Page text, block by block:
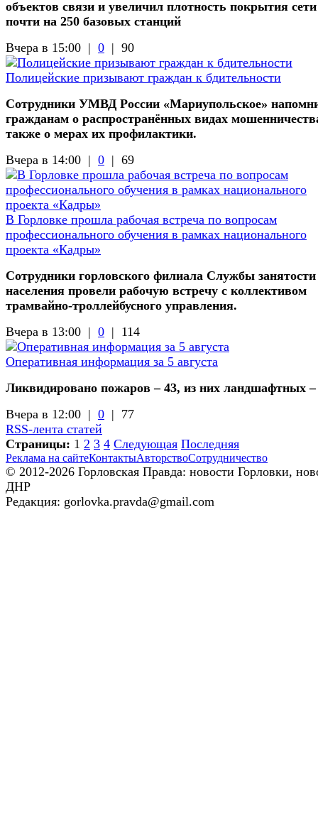
объектов связи и увеличил плотность покрытия сети
почти на 250 базовых станций
Вчера в 15:00 | 0 | 90
Полицейские призывают граждан к бдительности
Сотрудники УМВД России «Мариупольское»
гражданам о распространённых видах
также о мерах их профилактики.
Вчера в 14:00 | 0 | 69
В Горловке прошла рабочая встреча по вопросам
профессионального обучения в рамках национального
проекта «Кадры»
Сотрудники горловского филиала Службы занятости
населения провели рабочую встречу с коллективом
трамвайно-троллейбусного управления.
Вчера в 13:00 | 0 | 114
Оперативная информация за 5 августа
Ликвидировано пожаров – 43, из них ландшафтных –
Вчера в 12:00 | 0 | 77
RSS-лента статей
Страницы: 1 2 3 4 Следующая Последняя
Реклама на сайтеКонтактыАвторствоСотрудничество
© 2012-2026 Горловская Правда: новости Горловки,
ДНР
Редакция: gorlovka.pravda@gmail.com